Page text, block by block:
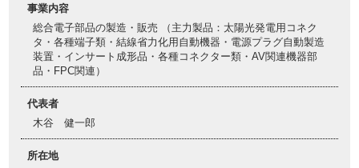
事業内容
総合電子部品の製造・販売 （主力製品：太陽光発電用コネク
タ・各種端子類・結線省力化用自動機器・電源プラグ自動製造
装置・インサート成形品・各種コネクター類・AV関連機器部
品・FPC関連）
代表者
木谷 健一郎
所在地